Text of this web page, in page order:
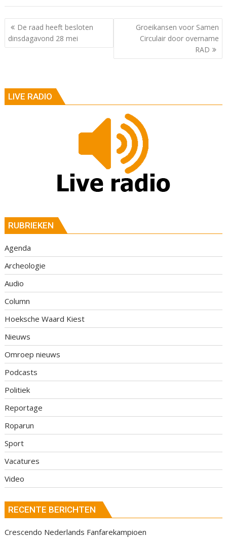
Berichtnavigatie
De raad heeft besloten
dinsdagavond 28 mei
Groeikansen voor Samen
Circulair door overname
RAD
LIVE RADIO
RUBRIEKEN
Agenda
Archeologie
Audio
Column
Hoeksche Waard Kiest
Nieuws
Omroep nieuws
Podcasts
Politiek
Reportage
Roparun
Sport
Vacatures
Video
RECENTE BERICHTEN
Crescendo Nederlands Fanfarekampioen